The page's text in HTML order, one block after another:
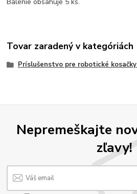
Tovar zaradený v kategóriách
Príslušenstvo pre robotické
Nepremeškajte
zľavy!